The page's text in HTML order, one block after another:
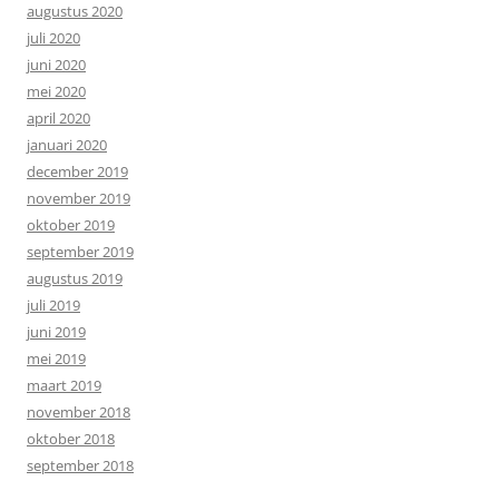
augustus 2020
juli 2020
juni 2020
mei 2020
april 2020
januari 2020
december 2019
november 2019
oktober 2019
september 2019
augustus 2019
juli 2019
juni 2019
mei 2019
maart 2019
november 2018
oktober 2018
september 2018